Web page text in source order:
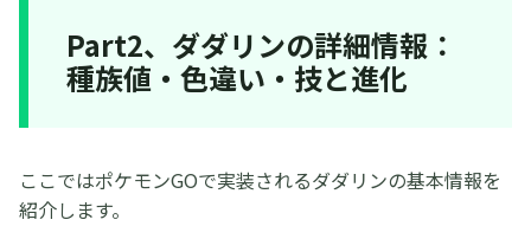
Part2、ダダリンの詳細情報：
種族値・色違い・技と進化
ここではポケモンGOで実装されるダダリンの基本情報を
紹介します。